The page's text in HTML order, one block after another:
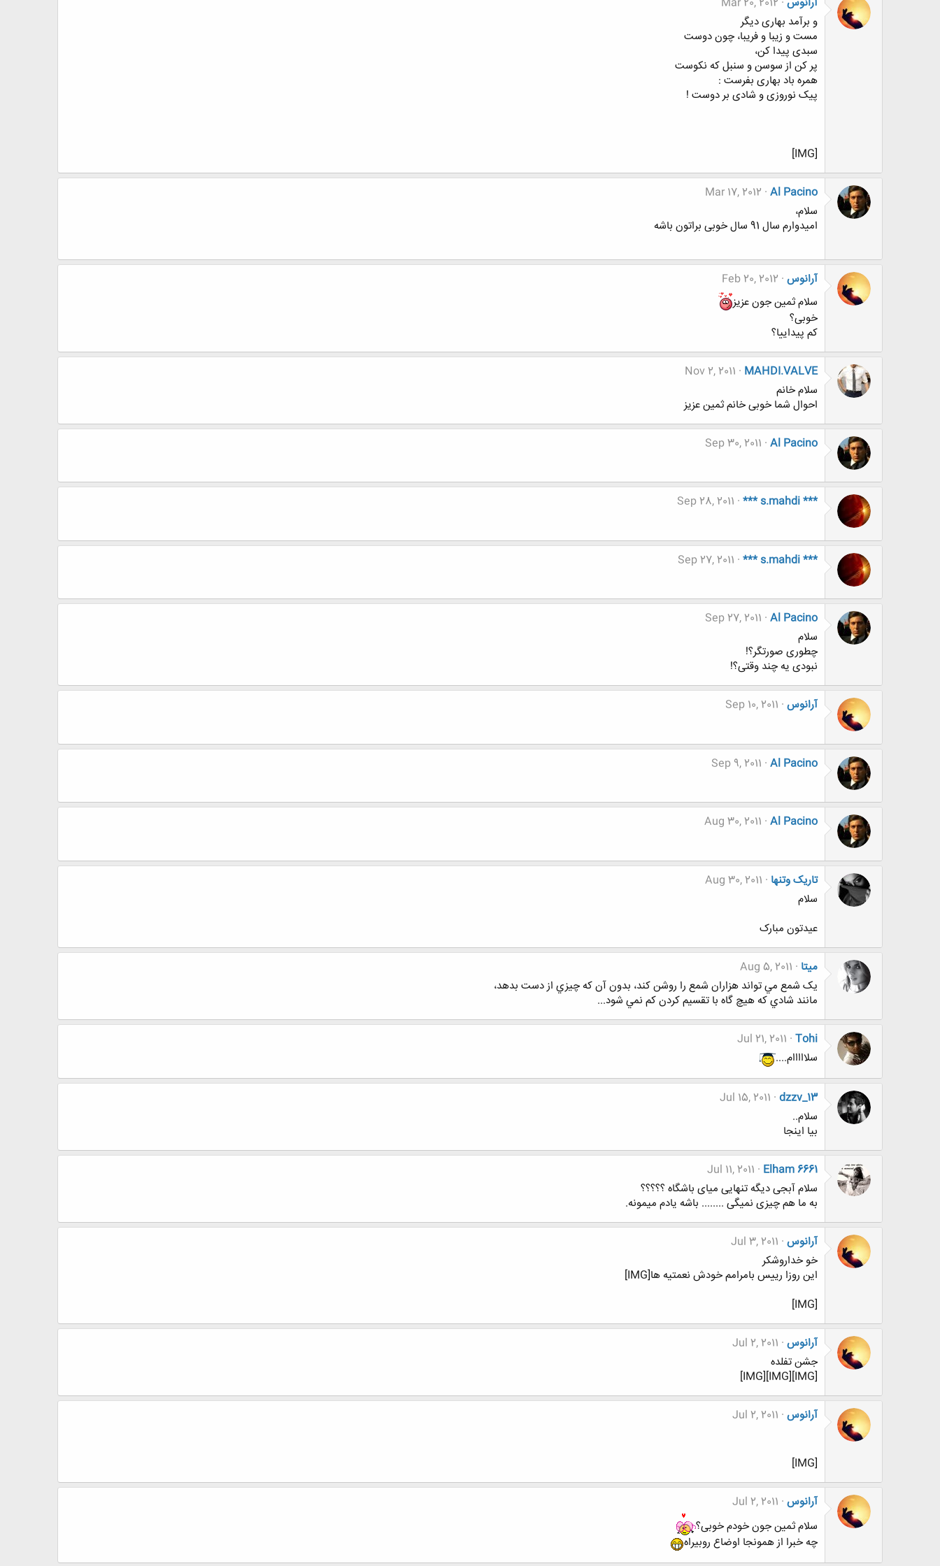
و برآمد بهاری دیگر
مست و زیبا و فریبا، چون دوست
سبدی پیدا کن،
پر کن از سوسن و سنبل که نکوست
همره باد بهاری بفرست :
پیک نوروزی و شادی بر دوست !
[IMG]
Al Pacino
Mar 17, 2012
سلام،
امیدوارم سال 91 سال خوبی براتون باشه
آرانوس Feb 20, 2012
سلام ثمین جون عزیز
خوبی؟
کم پیداییا؟
MAHDI.VALVE
Nov 2, 2011
سلام خانم
احوال شما خوبی خانم ثمین عزیز
Al Pacino
Sep 30, 2011
*** s.mahdi ***
Sep 28, 2011
*** s.mahdi ***
Sep 27, 2011
Al Pacino
Sep 27, 2011
سلام
چطوری صورتگر؟!
نبودی یه چند وقتی؟!
آرانوس Sep 10, 2011
Al Pacino
Sep 9, 2011
Al Pacino
Aug 30, 2011
تاریک وتنها Aug 30, 2011
سلام
عیدتون مبارک
میتا Aug 5, 2011
يک شمع مي تواند هزاران شمع را روشن کند، بدون آن که چيزي از دست بدهد،
مانند شادي که هيچ گاه با تقسيم کردن کم نمي شود...
Tohi
Jul 21, 2011
سلااااام....
dzzv_13
Jul 15, 2011
سلام..
بیا اینجا
Elham 6661
Jul 11, 2011
سلام آبجی دیگه تنهایی میای باشگاه ؟؟؟؟؟
به ما هم چیزی نمیگی ........ باشه یادم میمونه.
آرانوس Jul 3, 2011
خو خداروشکر
این روزا رییس بامرامم خودش نعمتیه ها[IMG]
[IMG]
آرانوس Jul 2, 2011
جشن تفلده
[IMG][IMG][IMG]
آرانوس Jul 2, 2011
[IMG]
آرانوس Jul 2, 2011
سلام ثمین جون خودم خوبی؟
چه خبرا از همونجا اوضاع روبیراه